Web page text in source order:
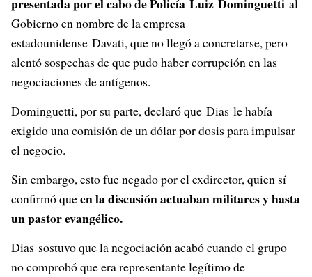
al
Gobierno en nombre de la empresa
estadounidense Davati, que no llegó a concretarse, pero
alentó sospechas de que pudo haber corrupción en las
negociaciones de antígenos.
Dominguetti, por su parte, declaró que Dias le había
exigido una comisión de un dólar por dosis para impulsar
el negocio.
Sin embargo, esto fue negado por el exdirector, quien sí
confirmó queen la discusión actuaban militares y hasta
un pastor evangélico.
Dias sostuvo que la negociación acabó cuando el grupo
no comprobó que era representante legítimo de